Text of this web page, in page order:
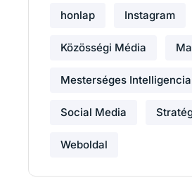
honlap Instagram
Közösségi Média
Mesterséges Intelligencia
Social Media
Weboldal